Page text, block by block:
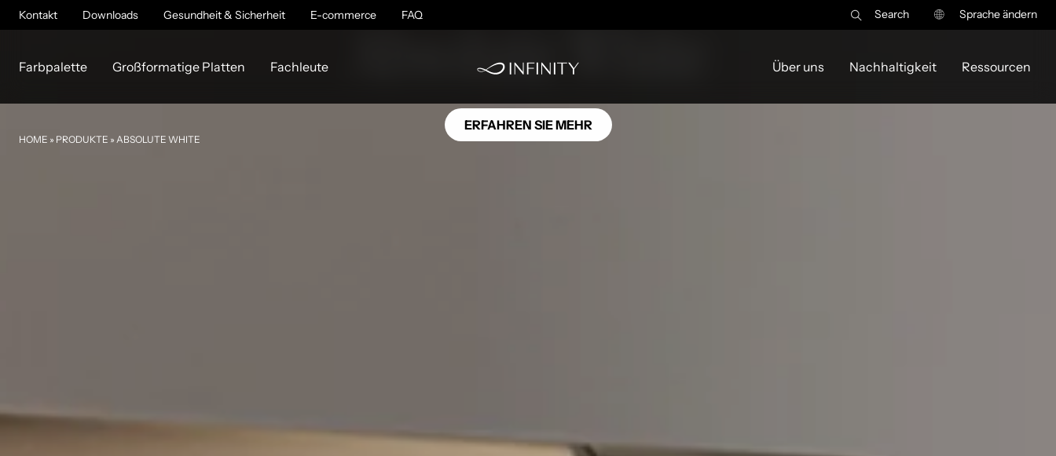
Kontakt Downloads Gesundheit & Sicherheit E-commerce FAQ Search Sprache ändern
Farbpalette Großformatige Platten Fachleute Über uns Nachhaltigkeit Ressourcen
HOME » PRODUKTE » ABSOLUTE WHITE
Absolute White
ERFAHREN SIE MEHR